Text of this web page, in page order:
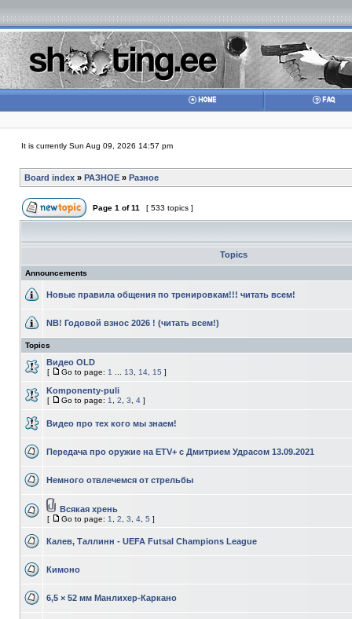
It is currently Sun Aug 09, 2026 14:57 pm
Board index » РАЗНОЕ » Разное
Page 1 of11 [ 533 topics ]
Topics
Announcements
Новые правила общения по тренировкам!!! читать всем!
NB! Годовой взнос 2026 ! (читать всем!)
Topics
Видео OLD
[ Go to page: 1 13 14 15 ]
Komponenty-puli
[ Go to page: 1 2 3 4 ]
Видео про тех кого мы знаем!
Передача про оружие на ETV+ с Дмитрием Удрасом 13.09.2021
Немного отвлечемся от стрельбы
Всякая хрень
[ Go to page: 1 2 3 4 5 ]
Калев, Таллинн - UEFA Futsal Champions League
Кимоно
6,5 × 52 мм Манлихер-Каркано